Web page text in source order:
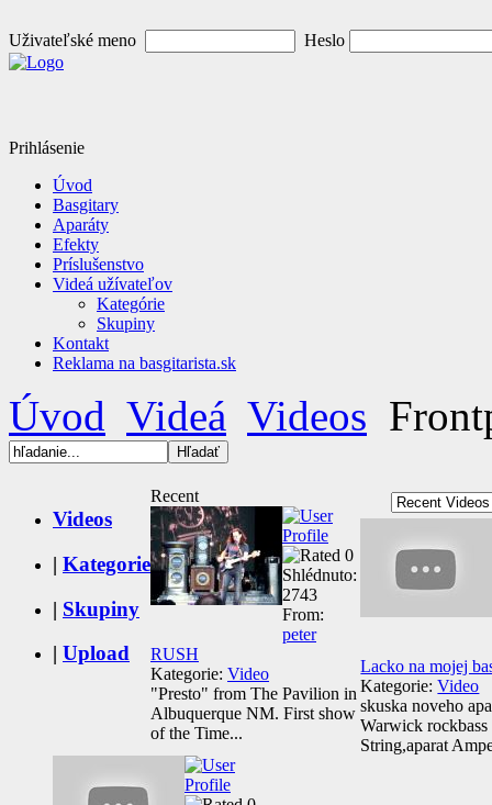
Uživateľské meno Heslo
Prihlásenie
Úvod
Basgitary
Aparáty
Efekty
Príslušenstvo
Videá užívateľov
Kategórie
Skupiny
Kontakt
Reklama na basgitarista.sk
Úvod Videá Videos
Videos
| Kategorie
| Skupiny
| Upload
Recent
Shlédnuto:
2743
From:
peter
RUSH
Kategorie: Video
"Presto" from The Pavilion in
Albuquerque NM. First show
of the Time...
Lacko na mojej
Kategorie:Video
skuska noveho
Warwick rockbass
String,aparat